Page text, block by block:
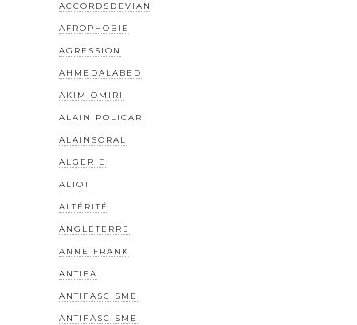
ACCORDSDEVIAN
AFROPHOBIE
AGRESSION
AHMEDALABED
AKIM OMIRI
ALAIN POLICAR
ALAINSORAL
ALGÉRIE
ALIOT
ALTÉRITÉ
ANGLETERRE
ANNE FRANK
ANTIFA
ANTIFASCISME
ANTIFASCISME